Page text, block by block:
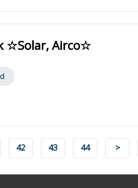
☆Solar, Airco☆
42 43 44 >